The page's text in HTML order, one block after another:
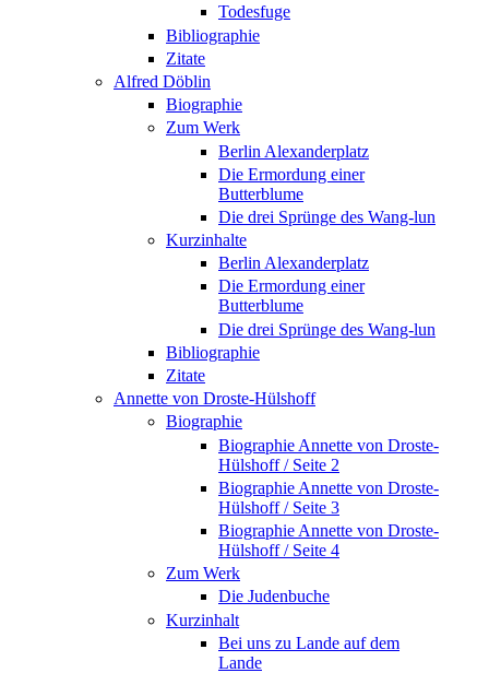
Todesfuge
Bibliographie
Zitate
Alfred Döblin
Biographie
Zum Werk
Berlin Alexanderplatz
Die Ermordung einer
Butterblume
Die drei Sprünge des Wang-lun
Kurzinhalte
Berlin Alexanderplatz
Die Ermordung einer
Butterblume
Die drei Sprünge des Wang-lun
Bibliographie
Zitate
Annette von Droste-Hülshoff
Biographie
Biographie Annette von Droste-
Hülshoff / Seite 2
Biographie Annette von Droste-
Hülshoff / Seite 3
Biographie Annette von Droste-
Hülshoff / Seite 4
Zum Werk
Die Judenbuche
Kurzinhalt
Bei uns zu Lande auf dem
Lande